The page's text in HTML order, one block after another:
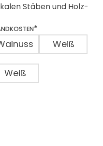
Stäben und Holz-
*
Weiß
Weiß